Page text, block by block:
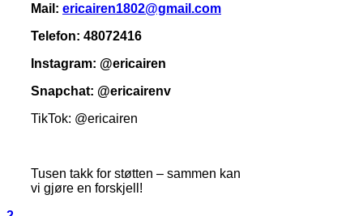
Mail: ericairen1802@gmail.com
Telefon: 48072416
Instagram: @ericairen
Snapchat: @ericairenv
TikTok: @ericairen
Tusen takk for støtten – sammen kan
vi gjøre en forskjell!